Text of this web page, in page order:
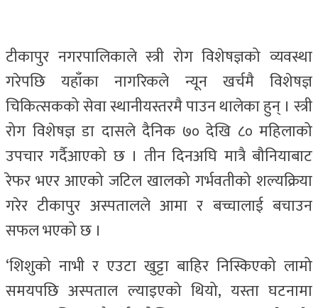
टीकापुर नगरपालिकाले स्त्री रोग विशेषज्ञको व्यवस्था
गरेपछि यहाँका नागरिकले न्यून खर्चमै विशेषज्ञ
चिकित्सकको सेवा स्थानीयस्तरमै पाउन थालेका हुन् । स्त्री
रोग विशेषज्ञ डा दासले दैनिक ७० देखि ८० महिलाको
उपचार गर्दैआएको छ । तीन दिनअघि मात्रै बौनियाबाट
रेफर भएर आएको जटिल खालको गर्भवतीको शल्यक्रिया
गरेर टीकापुर अस्पतालले आमा र बच्चालाई बचाउन
सफल भएको छ ।
‘शिशुको नाभी र एउटा खुट्टा बाहिर निस्किएको लामो
समयपछि अस्पताल ल्याइएको थियो, यस्ता घटनामा